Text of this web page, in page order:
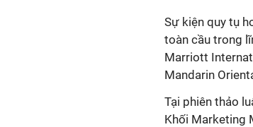
Sự kiện quy tụ
toàn cầu trong
Marriott
Mandarin
Tại phiên thảo
Khối Marketing